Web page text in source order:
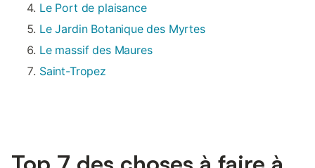
Le Port de plaisance
Le Jardin Botanique des Myrtes
Le massif des Maures
Saint-Tropez